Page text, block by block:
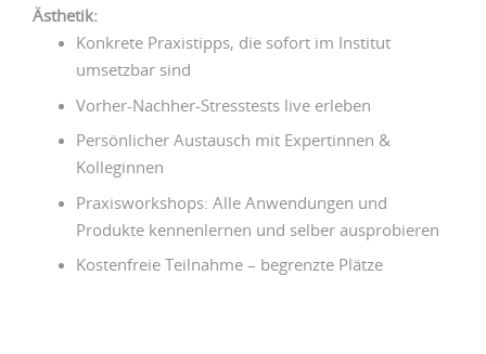
Ästhetik:
Konkrete Praxistipps, die sofort im Institut
umsetzbar sind
Vorher-Nachher-Stresstests live erleben
Persönlicher Austausch mit Expertinnen &
Kolleginnen
Praxisworkshops: Alle Anwendungen und
Produkte kennenlernen und selber ausprobieren
Kostenfreie Teilnahme – begrenzte Plätze